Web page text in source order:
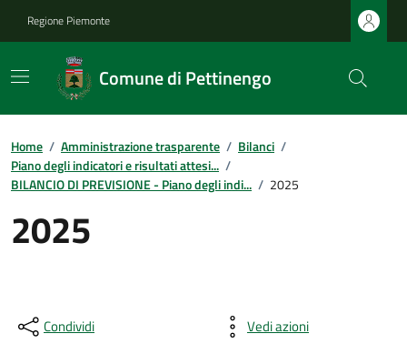
Regione Piemonte
Comune di Pettinengo
Home / Amministrazione trasparente / Bilanci /
Piano degli indicatori e risultati attesi... /
BILANCIO DI PREVISIONE - Piano degli indi... / 2025
2025
Condividi Vedi azioni